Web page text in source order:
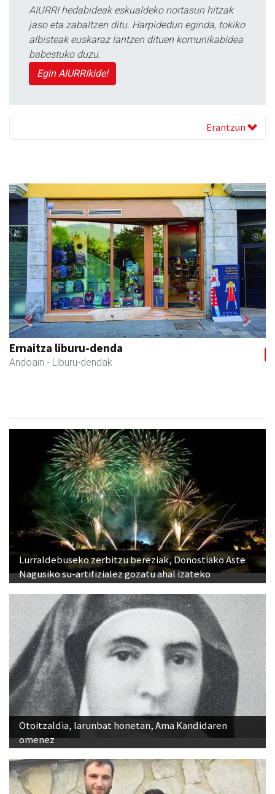
AIURRI hedabideak eskualdeko nortasun hitzak
jaso eta zabaltzen ditu. Harpidedun eginda, tokiko
albisteak euskaraz lantzen dituen komunikabidea
babestuko duzu.
Egin AIURRIkide!
Erantzun
Ernaitza liburu-denda
Andoain - Liburu-dendak
Previous Next
Lurraldebuseko zerbitzu bereziak, Donostiako Aste
Nagusiko su-artifizialez gozatu ahal izateko
Otoitzaldia, larunbat honetan, Ama Kandidaren
omenez